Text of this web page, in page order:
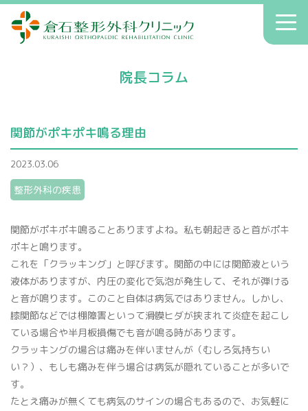
倉石整形外科クリニック
アクセス
送迎
院長コラム
お知らせ
へバーデン結節 患者さんの声
骨密度検査
院長コラム
関節がポキポキ鳴る理由
2023.03.06
整形外科の疾患
関節がポキポキ鳴ることありますよね。私も朝起きると首がポキ
ポキと鳴ります。
これを「クラッキング」と呼びます。関節の中には関節液という
液体がありますが、内圧の変化で気泡が発生して、それが弾ける
と音が鳴ります。このこと自体は病気ではありません。しかし、
膝関節などでは棚障害といって滑膜ヒダが挟まれて炎症を起こし
ている場合や半月板損傷でも音が鳴る時があります。
クラッキングの場合は痛みを伴いませんが（むしろ気持ちい
い？）、もしも痛みを伴う場合は病気が隠れていることが多いで
す。
たとえ痛みが無くても病気のサインの場合もあるので、お気軽に